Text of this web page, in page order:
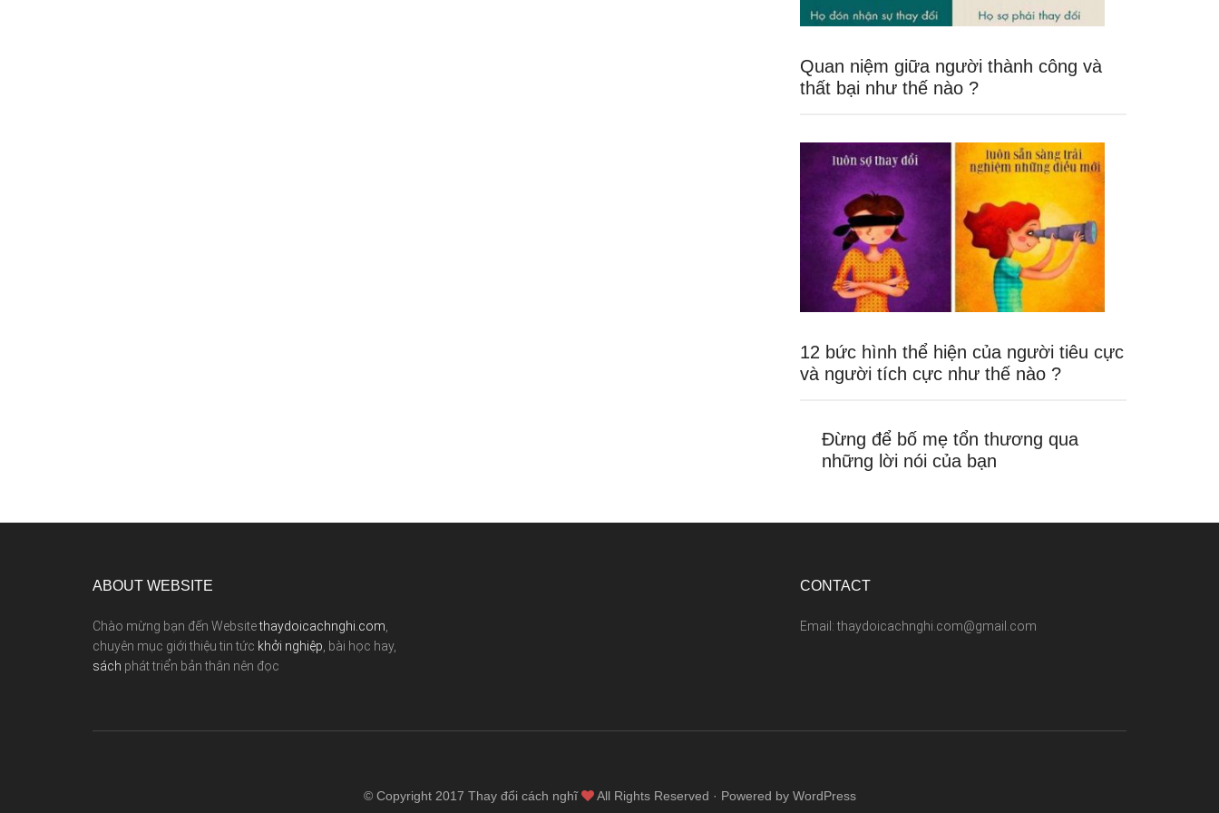
Quan niệm giữa người thành công và
thất bại như thế nào ?
12 bức hình thể hiện của người tiêu cực
và người tích cực như thế nào ?
Đừng để bố mẹ tổn thương qua
những lời nói của bạn
ABOUT WEBSITE
Chào mừng bạn đến Websitethaydoicachnghi.com
chuyên mục giới thiệu tin tức khởi nghiệp , bài học hay,
sách phát triển bản thân nên đọc
CONTACT
Email: thaydoicachnghi.com@gmail.com
© Copyright 2017 Thay đổi cách nghĩ All Rights Reserved · Powered by WordPress